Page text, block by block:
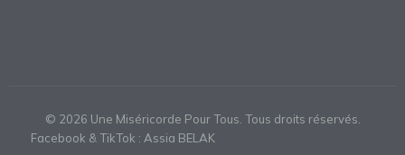
© 2026 Une Miséricorde Pour Tous. Tous droits réservés.
Facebook & TikTok : Assia BELAK